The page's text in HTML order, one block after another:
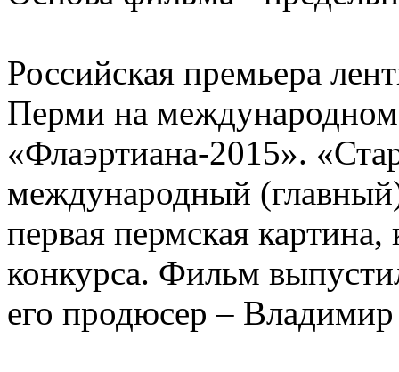
Российская премьера
Перми на
«Флаэртиана-2015».
международный
первая пермская картина,
конкурса. Фильм
его продюсер –